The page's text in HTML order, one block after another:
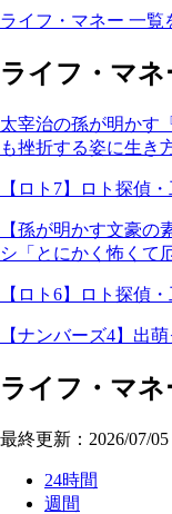
ライフ・マネー 一覧
ライフ・マ
太宰治の孫が明かす
も挫折する姿に生き
【ロト7】ロト探偵
【孫が明かす文豪
シ「とにかく怖くて
【ロト6】ロト探偵
【ナンバーズ4】出
ライフ・マ
最終更新：2026/07/05
24時間
週間